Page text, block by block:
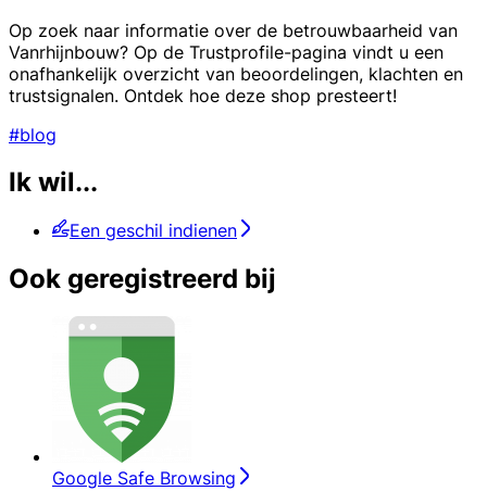
Op zoek naar informatie over de betrouwbaarheid van
Vanrhijnbouw? Op de Trustprofile-pagina vindt u een
onafhankelijk overzicht van beoordelingen, klachten en
trustsignalen. Ontdek hoe deze shop presteert!
#blog
Ik wil...
Een geschil indienen
Ook geregistreerd bij
Google Safe Browsing